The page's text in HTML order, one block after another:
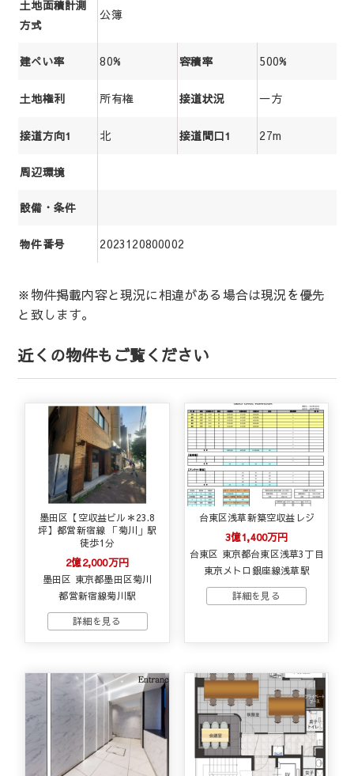
土地面積計測
方式
公簿
建ぺい率 80% 容積率 500%
土地権利 所有権 接道状況 一方
接道方向1 北 接道間口1 27m
周辺環境
設備・条件
物件番号 2023120800002
※物件掲載内容と現況に相違がある場合は現況を優先
と致します。
近くの物件もご覧ください
墨田区【空収益ビル＊23.8
坪】都営新宿線 「菊川」駅
徒歩1分
2億2,000万円
墨田区 東京都墨田区菊川
都営新宿線菊川駅
台東区浅草新築空収益レジ
3億1,400万円
台東区 東京都台東区浅草3丁目
東京メトロ銀座線浅草駅